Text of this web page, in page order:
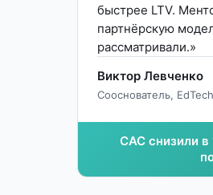
быстрее LTV.
партнёрскую
рассматривали.»
Виктор Левченко
Сооснователь, EdTech
CAC снизили